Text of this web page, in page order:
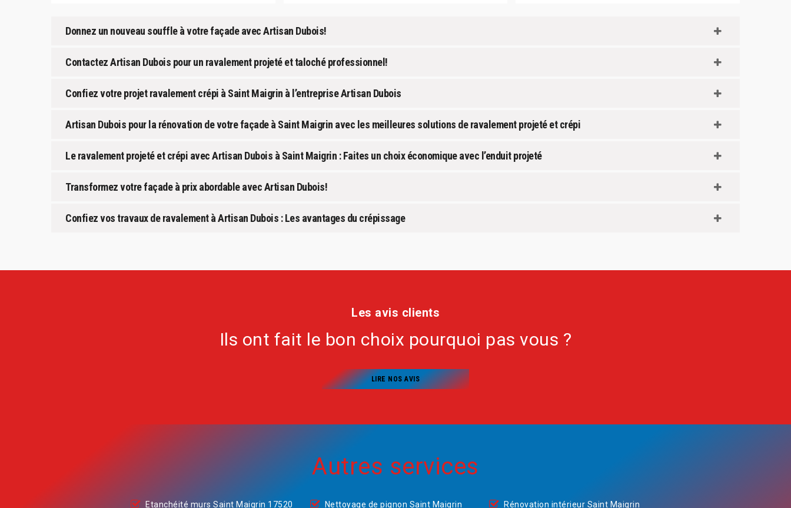
Donnez un nouveau souffle à votre façade avec Artisan Dubois!
Contactez Artisan Dubois pour un ravalement projeté et taloché professionnel!
Confiez votre projet ravalement crépi à Saint Maigrin à l’entreprise Artisan Dubois
Artisan Dubois pour la rénovation de votre façade à Saint Maigrin avec les meilleures solutions de ravalement projeté et crépi
Le ravalement projeté et crépi avec Artisan Dubois à Saint Maigrin : Faites un choix économique avec l’enduit projeté
Transformez votre façade à prix abordable avec Artisan Dubois!
Confiez vos travaux de ravalement à Artisan Dubois : Les avantages du crépissage
Les avis clients
Ils ont fait le bon choix pourquoi pas vous ?
LIRE NOS AVIS
Autres services
Etanchéité murs Saint Maigrin 17520 Nettoyage de pignon Saint Maigrin Rénovation intérieur Saint Maigrin